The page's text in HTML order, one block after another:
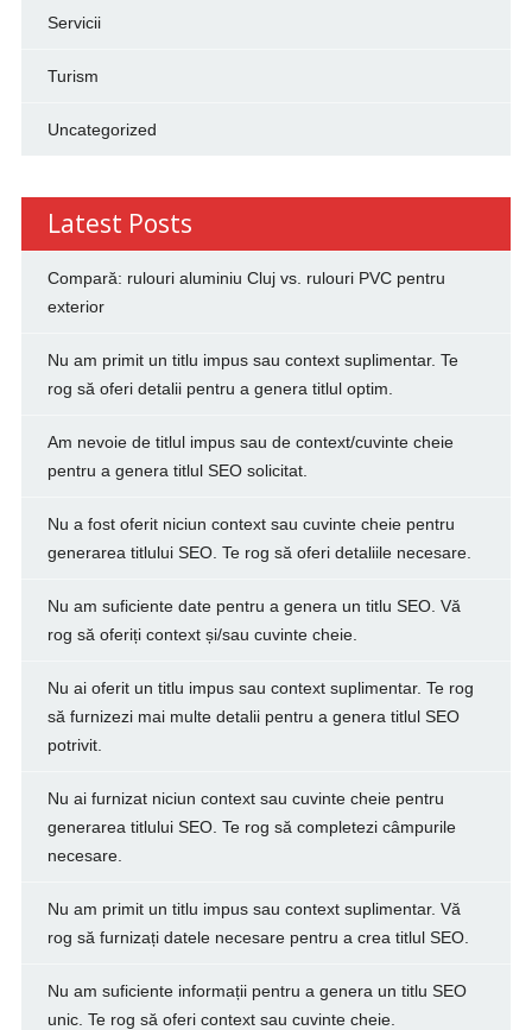
Servicii
Turism
Uncategorized
Latest Posts
Compară: rulouri aluminiu Cluj vs. rulouri PVC pentru
exterior
Nu am primit un titlu impus sau context suplimentar. Te
rog să oferi detalii pentru a genera titlul optim.
Am nevoie de titlul impus sau de context/cuvinte cheie
pentru a genera titlul SEO solicitat.
Nu a fost oferit niciun context sau cuvinte cheie pentru
generarea titlului SEO. Te rog să oferi detaliile necesare.
Nu am suficiente date pentru a genera un titlu SEO. Vă
rog să oferiți context și/sau cuvinte cheie.
Nu ai oferit un titlu impus sau context suplimentar. Te rog
să furnizezi mai multe detalii pentru a genera titlul SEO
potrivit.
Nu ai furnizat niciun context sau cuvinte cheie pentru
generarea titlului SEO. Te rog să completezi câmpurile
necesare.
Nu am primit un titlu impus sau context suplimentar. Vă
rog să furnizați datele necesare pentru a crea titlul SEO.
Nu am suficiente informații pentru a genera un titlu SEO
unic. Te rog să oferi context sau cuvinte cheie.